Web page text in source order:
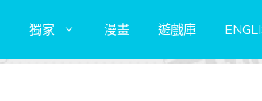
獨家 漫畫 遊戲庫